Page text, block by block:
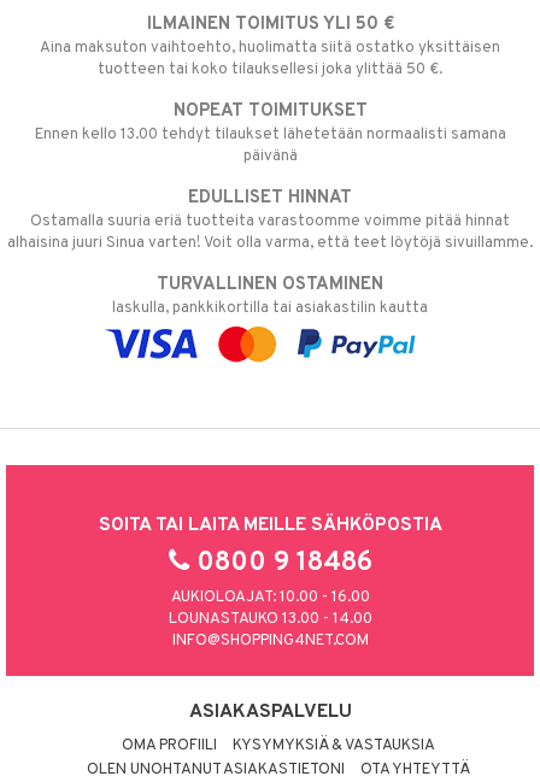
ILMAINEN TOIMITUS YLI 50 €
Aina maksuton vaihtoehto, huolimatta siitä ostatko yksittäisen
tuotteen tai koko tilauksellesi joka ylittää 50 €.
NOPEAT TOIMITUKSET
Ennen kello 13.00 tehdyt tilaukset lähetetään normaalisti samana
päivänä
EDULLISET HINNAT
Ostamalla suuria eriä tuotteita varastoomme voimme pitää hinnat
alhaisina juuri Sinua varten! Voit olla varma, että teet löytöjä sivuillamme.
TURVALLINEN OSTAMINEN
laskulla, pankkikortilla tai asiakastilin kautta
SOITA TAI LAITA MEILLE SÄHKÖPOSTIA
0800 9 18486
AUKIOLOAJAT: 10.00 - 16.00
LOUNASTAUKO 13.00 - 14.00
INFO@SHOPPING4NET.COM
ASIAKASPALVELU
OMA PROFIILI
KYSYMYKSIÄ & VASTAUKSIA
OLEN UNOHTANUT ASIAKASTIETONI
OTA YHTEYTTÄ